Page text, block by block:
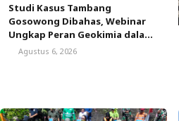
Studi Kasus Tambang
Gosowong Dibahas, Webinar
Ungkap Peran Geokimia dalam
Menemukan Cadangan Emas
Agustus 6, 2026